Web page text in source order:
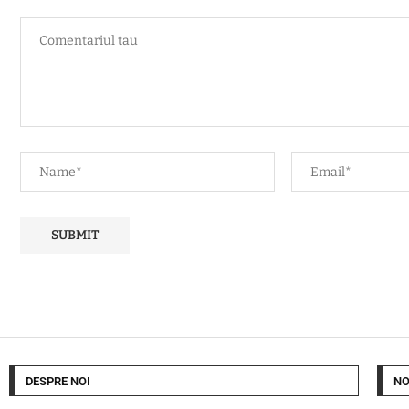
DESPRE NOI